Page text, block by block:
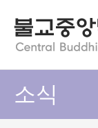
소식